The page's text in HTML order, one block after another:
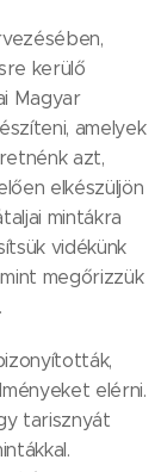
kerülő
Magyar
amelyek
azt,
elkészüljön
mintákra
vidékünk
megőrizzük
elérni.
tarisznyát